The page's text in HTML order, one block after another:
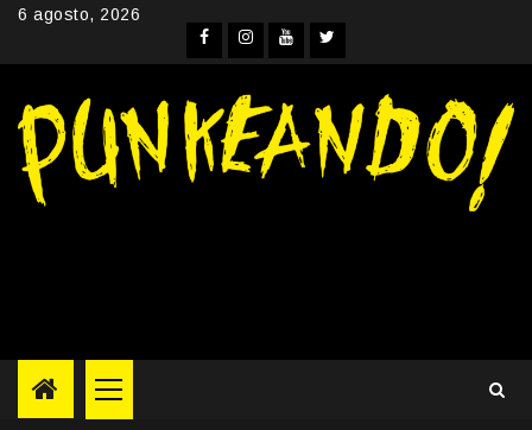
Skip6 agosto, 2026
Facebook
Instagram
YouTube
Twitter
Primary
Menu